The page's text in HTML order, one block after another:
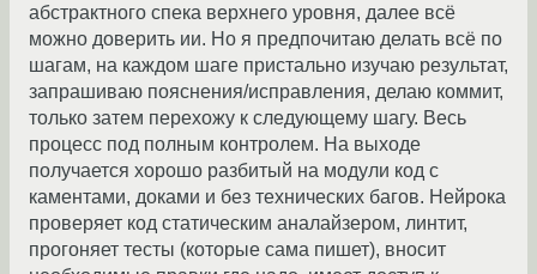
абстрактного спека верхнего уровня, далее всё
можно доверить ии. Но я предпочитаю делать всё по
шагам, на каждом шаге пристально изучаю результат,
запрашиваю пояснения/исправления, делаю коммит,
только затем перехожу к следующему шагу. Весь
процесс под полным контролем. На выходе
получается хорошо разбитый на модули код с
каментами, доками и без технических багов. Нейрока
проверяет код статическим аналайзером, линтит,
прогоняет тесты (которые сама пишет), вносит